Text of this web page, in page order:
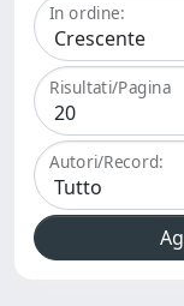
In ordine:
Risultati/Pagina
Autori/Record: